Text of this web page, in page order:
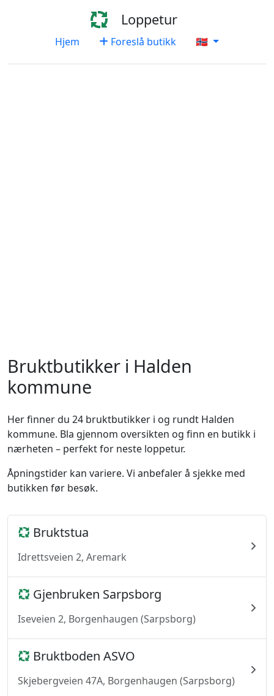
Loppetur
Hjem Foreslå butikk 🇳🇴
Bruktbutikker i Halden
kommune
Her finner du 24 bruktbutikker i og rundt Halden
kommune. Bla gjennom oversikten og finn en butikk i
nærheten – perfekt for neste loppetur.
Åpningstider kan variere. Vi anbefaler å sjekke med
butikken før besøk.
Bruktstua
Idrettsveien 2, Aremark
Gjenbruken Sarpsborg
Iseveien 2, Borgenhaugen (Sarpsborg)
Bruktboden ASVO
Skjebergveien 47A, Borgenhaugen (Sarpsborg)